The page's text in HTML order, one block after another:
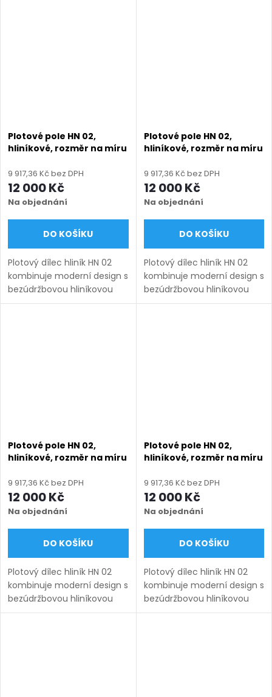
Plotové pole HN 02,
hliníkové, rozměr na míru
výška 750 - 2000 mm),
černá RAL 9005 matná
9 917,36 Kč bez DPH
12 000 Kč
Na objednání
DO KOŠÍKU
Plotový dílec hliník HN 02
kombinuje moderní design s
bezúdržbovou hliníkovou
konstrukcí, která zaručuje
Plotové pole HN 02,
hliníkové, rozměr na míru
výška 750 - 2000 mm),
černá struktura RAL 9005
9 917,36 Kč bez DPH
12 000 Kč
Na objednání
DO KOŠÍKU
Plotový dílec hliník HN 02
kombinuje moderní design s
bezúdržbovou hliníkovou
konstrukcí, která zaručuje
Plotové pole HN 02,
hliníkové, rozměr na míru
výška 750 - 2000 mm),
hnědá RAL 8014 matná
9 917,36 Kč bez DPH
12 000 Kč
Na objednání
DO KOŠÍKU
Plotový dílec hliník HN 02
kombinuje moderní design s
bezúdržbovou hliníkovou
konstrukcí, která zaručuje
Plotové pole HN 02,
hliníkové, rozměr na míru
výška 750 - 2000 mm),
hnědá RAL 8019 matná
9 917,36 Kč bez DPH
12 000 Kč
Na objednání
DO KOŠÍKU
Plotový dílec hliník HN 02
kombinuje moderní design s
bezúdržbovou hliníkovou
konstrukcí, která zaručuje